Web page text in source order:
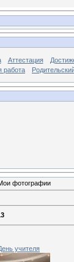
Аттестация
работа
фотографии
учителя